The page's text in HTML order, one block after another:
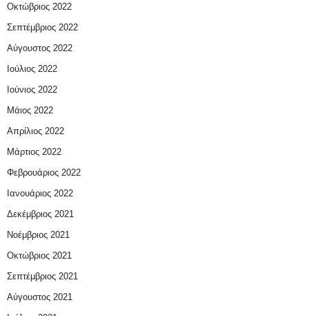
Οκτώβριος 2022
Σεπτέμβριος 2022
Αύγουστος 2022
Ιούλιος 2022
Ιούνιος 2022
Μάιος 2022
Απρίλιος 2022
Μάρτιος 2022
Φεβρουάριος 2022
Ιανουάριος 2022
Δεκέμβριος 2021
Νοέμβριος 2021
Οκτώβριος 2021
Σεπτέμβριος 2021
Αύγουστος 2021